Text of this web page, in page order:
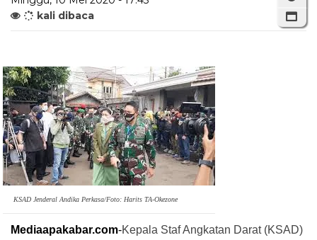
kali dibaca
KSAD Jenderal Andika Perkasa/Foto: Harits TA-Okezone
Mediaapakabar.com-Kepala Staf Angkatan Darat (KSAD)